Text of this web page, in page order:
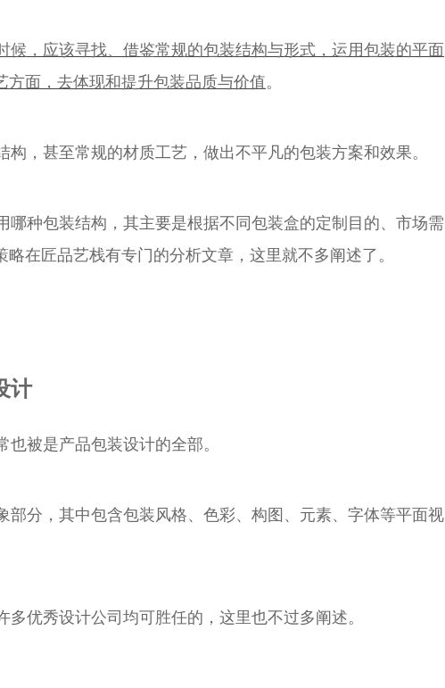
候，应该寻找、借鉴常规的包装结构与形式，运用包装的平面
方面，去体现和提升包装品质与价值。
构，甚至常规的材质工艺，做出不平凡的包装方案和效果。
哪种包装结构，其主要是根据不同包装盒的定制目的、市场需
在匠品艺栈有专门的分析文章，这里就不多阐述了。
计
被是产品包装设计的全部。
部分，其中包含包装风格、色彩、构图、元素、字体等平面视
多优秀设计公司均可胜任的，这里也不过多阐述。